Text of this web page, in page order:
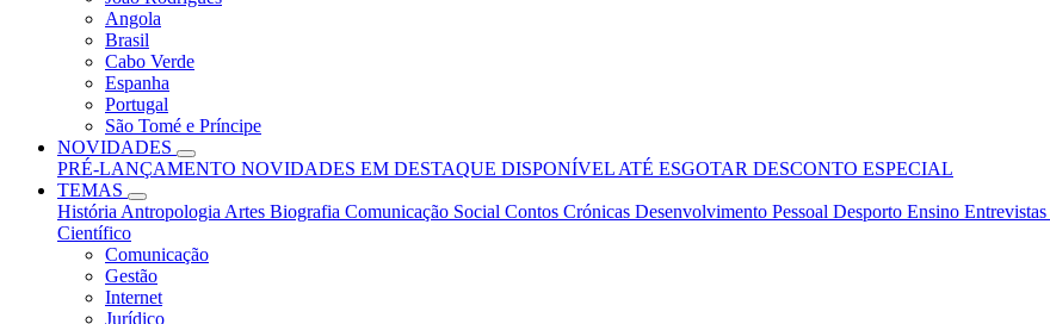
Angola
Brasil
Cabo Verde
Espanha
Portugal
São Tomé e Príncipe
NOVIDADES
PRÉ-LANÇAMENTO NOVIDADES EM DESTAQUE DISPONÍVEL ATÉ ESGOTAR DESCONTO ESPECIAL
TEMAS
História Antropologia Artes Biografia Comunicação Social Contos Crónicas Desenvolvimento Pessoal Desporto Ensino Entrevistas
Científico
Comunicação
Gestão
Internet
Jurídico